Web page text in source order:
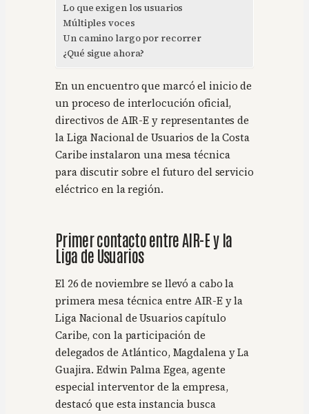
Lo que exigen los usuarios
Múltiples voces
Un camino largo por recorrer
¿Qué sigue ahora?
En un encuentro que marcó el inicio de
un proceso de interlocución oficial,
directivos de AIR-E y representantes de
la Liga Nacional de Usuarios de la Costa
Caribe instalaron una mesa técnica
para discutir sobre el futuro del servicio
eléctrico en la región.
Primer contacto entre AIR-E y la
Liga de Usuarios
El 26 de noviembre se llevó a cabo la
primera mesa técnica entre AIR-E y la
Liga Nacional de Usuarios capítulo
Caribe, con la participación de
delegados de Atlántico, Magdalena y La
Guajira. Edwin Palma Egea, agente
especial interventor de la empresa,
destacó que esta instancia busca